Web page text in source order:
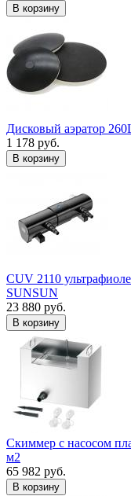
В корзину
Дисковый аэратор
1 178 руб.
В корзину
CUV 2110
SUNSUN
23 880 руб.
В корзину
Скиммер с насосом
м2
65 982 руб.
В корзину